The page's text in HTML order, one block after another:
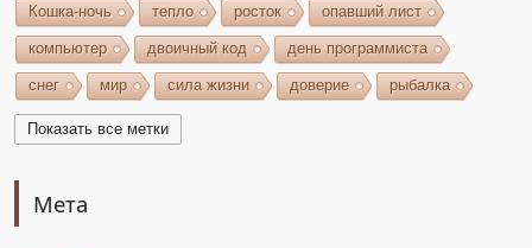
Кошка-ночь тепло росток опавший лист
компьютер двоичный код день программиста
снег мир сила жизни доверие рыбалка
волшебство игрушки
возрождение
Показать все метки
Мета